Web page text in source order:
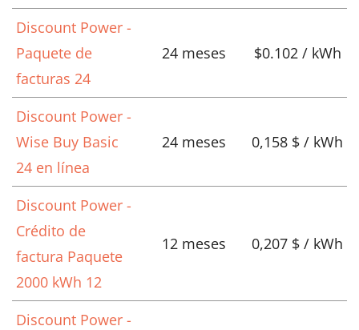
Discount Power -
Paquete de
facturas 24
24 meses $0.102 / kWh
Discount Power -
Wise Buy Basic
24 en línea
24 meses 0,158 $ / kWh
Discount Power -
Crédito de
factura Paquete
2000 kWh 12
12 meses 0,207 $ / kWh
Discount Power -